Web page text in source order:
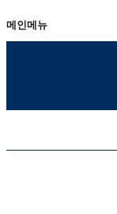
메인메뉴